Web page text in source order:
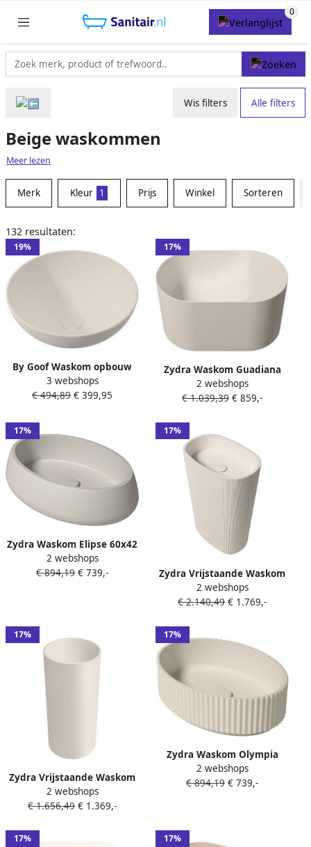
Wis filters Alle filters
Beige waskommen
Meer lezen
Merk Kleur 1 Prijs Winkel Sorteren
132 resultaten:
19%
By Goof Waskom opbouw
38.5x13.8x38.5cm Solid
surface Rond Mat Beige
3 webshops
€ 494,89 € 399,95
17%
Zydra Waskom Guadiana
50x30 cm Natural
2 webshops
€ 1.039,39 € 859,-
17%
Zydra Waskom Elipse 60x42
cm Natural
2 webshops
€ 894,19 € 739,-
17%
Zydra Vrijstaande Waskom
Olympia 55x36 cm Natural
2 webshops
€ 2.140,49 € 1.769,-
17%
Zydra Vrijstaande Waskom
Florida 39x39 cm Natural
2 webshops
€ 1.656,49 € 1.369,-
17%
Zydra Waskom Olympia
48x34 5 cm Natural
2 webshops
€ 894,19 € 739,-
17% 17%